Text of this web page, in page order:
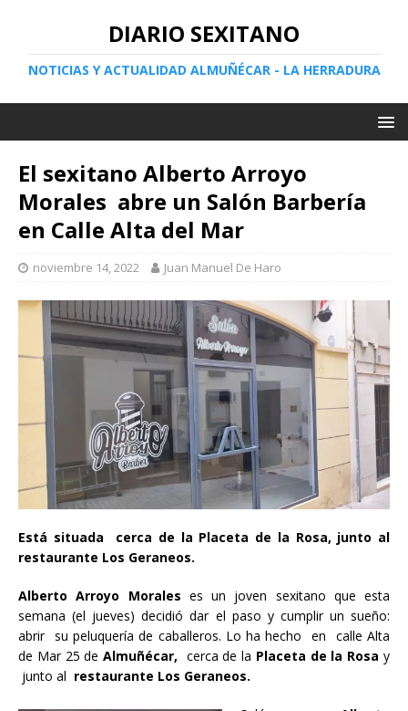
DIARIO SEXITANO
NOTICIAS Y ACTUALIDAD ALMUÑÉCAR - LA HERRADURA
El sexitano Alberto Arroyo
Morales abre un Salón Barbería
en Calle Alta del Mar
noviembre 14, 2022 Juan Manuel De Haro
Está situada cerca de la Placeta de la Rosa, junto al
restaurante Los Geraneos.
Alberto Arroyo Morales es un joven sexitano que esta
semana (el jueves) decidió dar el paso y cumplir un sueño:
abrir su peluquería de caballeros. Lo ha hecho en calle Alta
de Mar 25 deAlmuñécar, cerca de la Placeta de la Rosa y
junto al restaurante Los Geraneos.